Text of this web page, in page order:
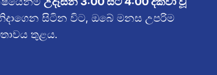
සිටින විට, ඔබේ මනස උපරිම
තුළය.